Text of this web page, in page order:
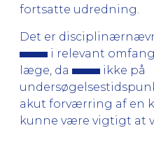
fortsatte udredning.
Det er
i relevant
læge, da
ikke på
akut forværring af en
kunne være vigtigt at